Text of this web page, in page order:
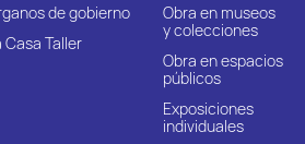
de gobierno
Casa Taller
Obra en museos
y colecciones
Obra en espacios
públicos
Exposiciones
individuales